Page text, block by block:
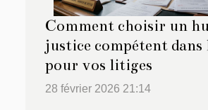
Comment choisir un
justice compétent dans
pour vos litiges
28 février 2026 21:14